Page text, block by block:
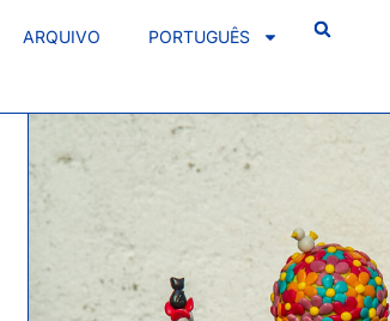
ARQUIVO PORTUGUÊS